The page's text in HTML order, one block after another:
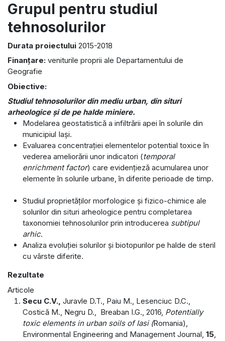
Grupul pentru studiul
tehnosolurilor
Durata proiectului 2015-2018
Finanțare: veniturile proprii ale Departamentului de
Geografie
Obiective:
Studiul tehnosolurilor din mediu urban, din situri
arheologice și de pe halde miniere.
Modelarea geostatistică a infiltrării apei în solurile din
municipiul Iași.
Evaluarea concentrației elementelor potential toxice în
vederea ameliorării unor indicatori (temporal
enrichment factor) care evidențieză acumularea unor
elemente în solurile urbane, în diferite perioade de timp.
Studiul proprietăților morfologice și fizico-chimice ale
solurilor din situri arheologice pentru completarea
taxonomiei tehnosolurilor prin introducerea subtipul
arhic.
Analiza evoluției solurilor și biotopurilor pe halde de steril
cu vârste diferite.
Rezultate
Articole
Secu C.V., Juravle D.T., Paiu M., Lesenciuc D.C.,
Costică M., Negru D., Breaban I.G., 2016, Potentially
toxic elements in urban soils of Iasi (Romania),
Environmental Engineering and Management Journal, 15